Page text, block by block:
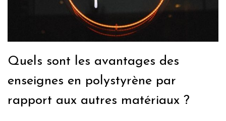
Quels sont les avantages des
enseignes en polystyrène par
rapport aux autres matériaux ?